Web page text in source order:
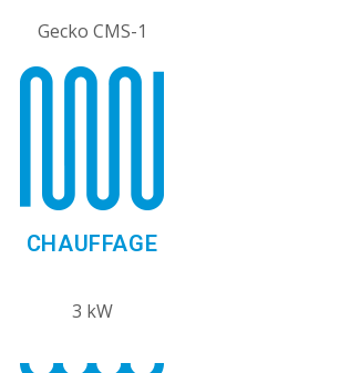
Gecko CMS-1
CHAUFFAGE
3 kW